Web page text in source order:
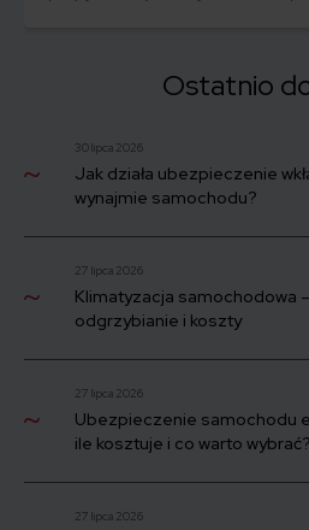
jakie kary grożą kierowcom
Ostatnio
30 lipca 2026
Jak działa ubezpieczenie
wynajmie samochodu?
27 lipca 2026
Klimatyzacja samochodowa
odgrzybianie i koszty
27 lipca 2026
Ubezpieczenie samochodu
ile kosztuje i co warto wybrać?
27 lipca 2026